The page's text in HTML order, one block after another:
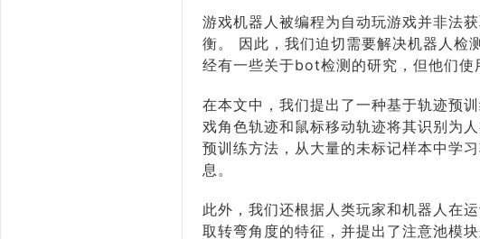
游戏机器人被编程为自动玩游戏并非法
衡。 因此，我们迫切需要解决机器人检
经有一些关于bot检测的研究，但他们使
在本文中，我们提出了一种基于轨迹预
戏角色轨迹和鼠标移动轨迹将其识别为
预训练方法，从大量的未标记样本中学
息。
此外，我们还根据人类玩家和机器人在
取转弯角度的特征，并提出了注意池模